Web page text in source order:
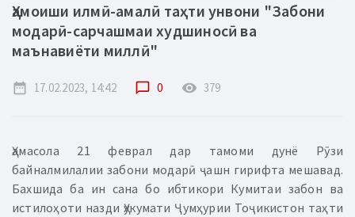
Ҳамоиши илмӣ-амалӣ таҳти унвони "Забони
модарӣ-сарчашмаи худшиносӣ ва
маънавиёти миллӣ"
date_range 17.02.2023, 14:42 chat_bubble_outline 0 remove_red_eye 379
Ҳамасола 21 феврал дар тамоми дунё Рӯзи
байналмилалии забони модарӣ ҷашн гирифта мешавад.
Бахшида ба ин сана бо ибтикори Кумитаи забон ва
истилоҳоти назди Ҳукумати Ҷумҳурии Тоҷикистон таҳти